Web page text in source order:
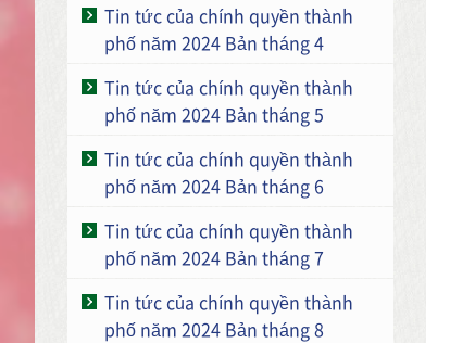
Tin tức của chính quyền thành
phố năm 2024 Bản tháng 4
Tin tức của chính quyền thành
phố năm 2024 Bản tháng 5
Tin tức của chính quyền thành
phố năm 2024 Bản tháng 6
Tin tức của chính quyền thành
phố năm 2024 Bản tháng 7
Tin tức của chính quyền thành
phố năm 2024 Bản tháng 8